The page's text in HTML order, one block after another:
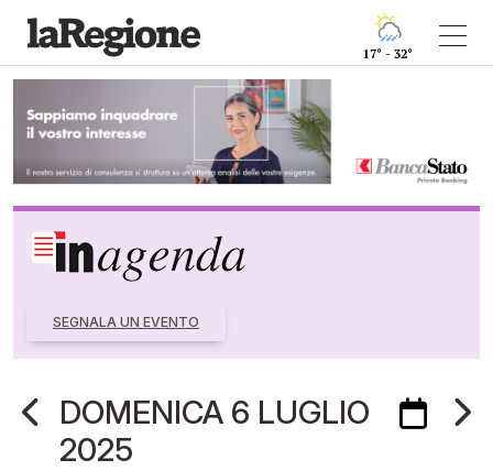
17° - 32°
SEGNALA UN EVENTO
DOMENICA 6 LUGLIO
2025